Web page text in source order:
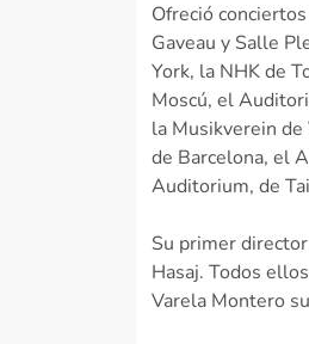
Ofreció
Gaveau y Salle
York, la NHK de
Moscú, el
la Musikverein
de Barcelona, el
Auditorium, de
Su primer
Hasaj. Todos
Varela Montero